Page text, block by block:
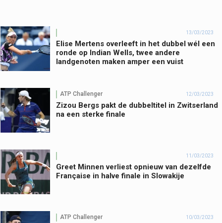
13/03/2023
Elise Mertens overleeft in het dubbel wél een
ronde op Indian Wells, twee andere
landgenoten maken amper een vuist
ATP Challenger 12/03/2023
Zizou Bergs pakt de dubbeltitel in Zwitserland
na een sterke finale
11/03/2023
Greet Minnen verliest opnieuw van dezelfde
Française in halve finale in Slowakije
ATP Challenger 10/03/2023